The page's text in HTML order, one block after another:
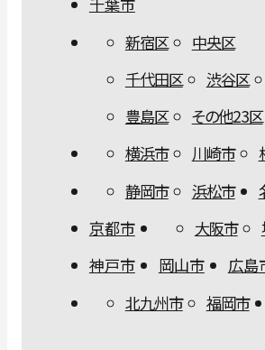
新宿区
中央区
千代田区
渋谷区
豊島区
その他23区
横浜市
川崎市
静岡市
浜松市
京都市
大阪市
神戸市
岡山市
広島
北九州市
福岡市